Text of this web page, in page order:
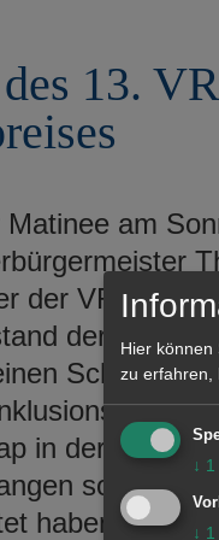
13.
am
der VR-Bank
der
Scheck
in der
haben.
Hier können
zu erfahren,
↓ 1
↓ 1